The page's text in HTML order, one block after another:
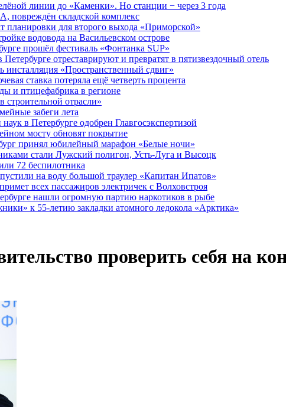
линии до «Каменки». Но станции − через 3 года
повреждён складской комплекс
планировки для второго выхода «Приморской»
водовода на Васильевском острове
прошёл фестиваль «Фонтанка SUP»
отреставрируют и превратят в пятизвездочный отель
инсталляция «Пространственный сдвиг»
ставка потеряла ещё четверть процента
и птицефабрика в регионе
отрасли»
забеги лета
в Петербурге одобрен Главгосэкспертизой
мосту обновят покрытие
принял юбилейный марафон «Белые ночи»
стали Лужский полигон, Усть-Луга и Высоцк
72 беспилотника
на воду большой траулер «Капитан Ипатов»
всех пассажиров электричек с Волховстроя
нашли огромную партию наркотиков в рыбе
к 55-летию закладки атомного ледокола «Арктика»
проверить себя на